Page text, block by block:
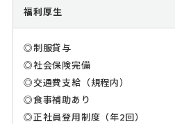
福利厚生
◎制服貸与
◎社会保険完備
◎交通費支給（規程内）
◎食事補助あり
◎正社員登用制度（年2回）